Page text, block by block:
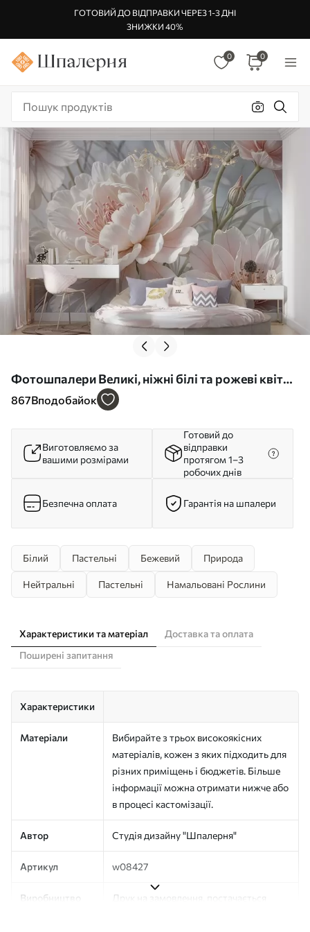
ГОТОВИЙ ДО ВІДПРАВКИ ЧЕРЕЗ 1-3 ДНІ
ЗНИЖКИ 40%
0 0
Фотошпалери Великі, ніжні білі та рожеві квіти
півонії з м'якими, пухнастими пелюстками на
867Вподобайок
Виготовляємо за
вашими розмірами
Готовий до
відправки
протягом 1–3
робочих днів
Безпечна оплата Гарантія на шпалери
Білий Пастельні Бежевий Природа
Нейтральні Пастельні Намальовані Рослини
Характеристики та матеріал
Доставка та оплата
Поширені запитання
Характеристики
Матеріали
Вибирайте з трьох високоякісних
матеріалів, кожен з яких підходить для
різних приміщень і бюджетів. Більше
інформації можна отримати нижче або
в процесі кастомізації.
Автор Студія дизайну "Шпалерня"
Артикул w08427
Виробництво
Друк на замовлення, постачається